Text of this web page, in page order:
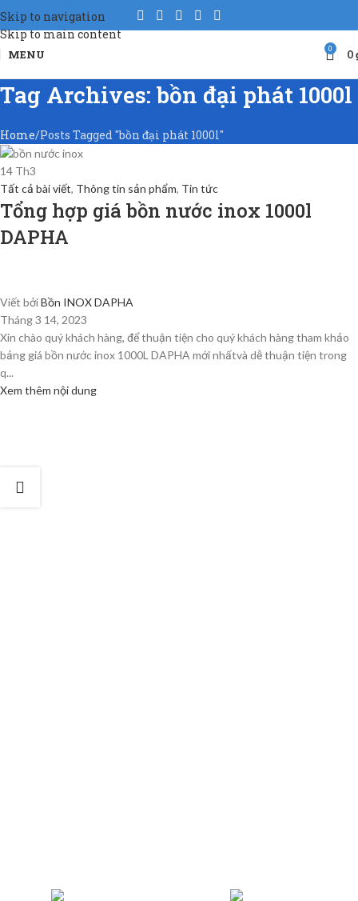
Skip to navigation
Skip to main content
MENU 0 0
Tag Archives: bồn đại phát 1000l
Home Posts Tagged "bồn đại phát 1000l"
14 Th3
Tất cả bài viết, Thông tin sản phẩm, Tin tức
Tổng hợp giá bồn nước inox 1000l
DAPHA
Viết bởiBồn INOX DAPHA
Tháng 3 14, 2023
Xin chào quý khách hàng, để thuận tiện cho quý khách hàng tham khảo
bảng giá bồn nước inox 1000L DAPHA mới nhấtvà dễ thuận tiện trong
q...
Xem thêm nội dung